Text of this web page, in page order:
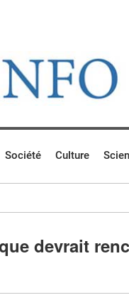
Société Culture
devrait